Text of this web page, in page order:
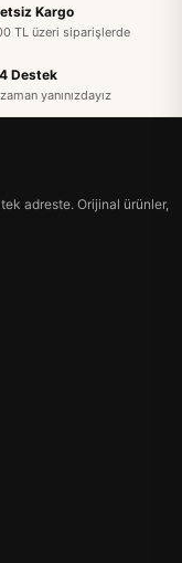
Kargo
TL üzeri siparişlerde
Destek
yanınızdayız
adreste. Orijinal ürünler,